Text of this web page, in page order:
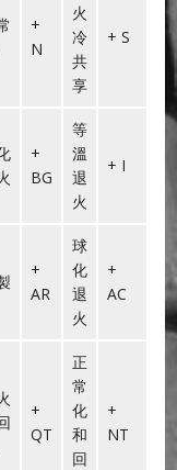
+
N
火
冷
共
享
+ S
+
BG
等
溫
退
火
+ I
+
AR
球
化
退
火
+
AC
+
QT
正
常
化
和
回
+
NT